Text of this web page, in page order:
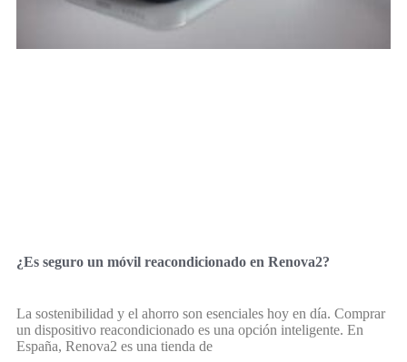
¿Es seguro un móvil reacondicionado en Renova2?
La sostenibilidad y el ahorro son esenciales hoy en día. Comprar
un dispositivo reacondicionado es una opción inteligente. En
España, Renova2 es una tienda de